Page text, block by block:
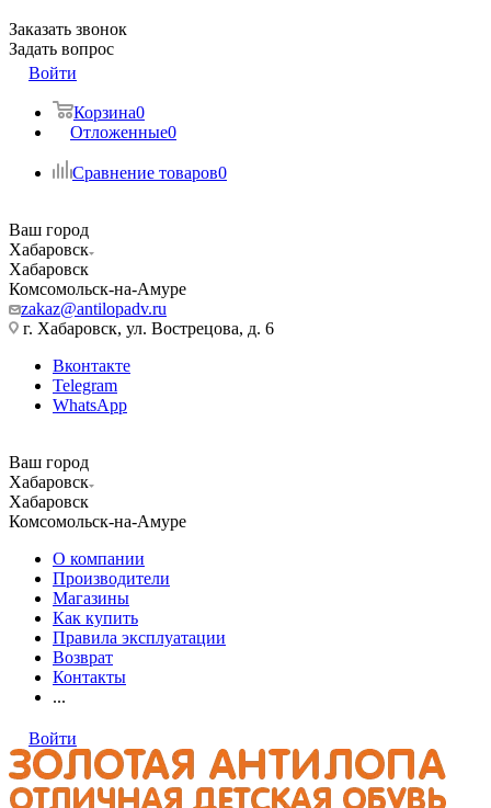
Заказать звонок
Задать вопрос
Войти
Корзина0
Отложенные0
Сравнение товаров0
Ваш город
Хабаровск
Хабаровск
Комсомольск-на-Амуре
zakaz@antilopadv.ru
г. Хабаровск, ул. Вострецова, д. 6
Вконтакте
Telegram
WhatsApp
Ваш город
Хабаровск
Хабаровск
Комсомольск-на-Амуре
О компании
Производители
Магазины
Как купить
Правила эксплуатации
Возврат
Контакты
...
Войти